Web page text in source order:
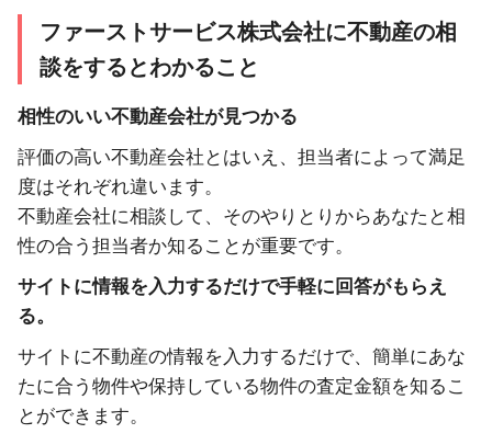
ファーストサービス株式会社に不動産の相
談をするとわかること
相性のいい不動産会社が見つかる
評価の高い不動産会社とはいえ、担当者によって満足
度はそれぞれ違います。
不動産会社に相談して、そのやりとりからあなたと相
性の合う担当者か知ることが重要です。
サイトに情報を入力するだけで手軽に回答がもらえ
る。
サイトに不動産の情報を入力するだけで、簡単にあな
たに合う物件や保持している物件の査定金額を知るこ
とができます。